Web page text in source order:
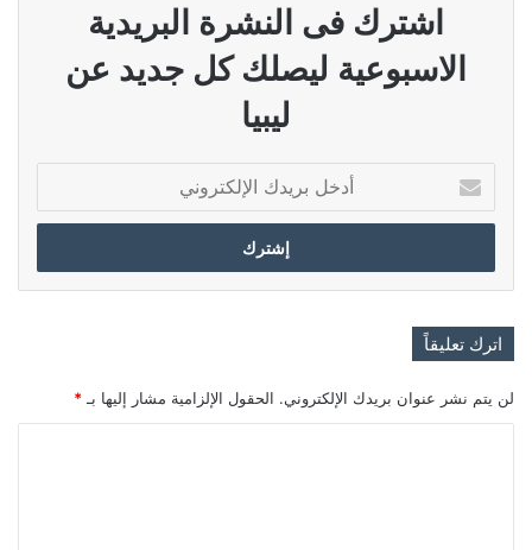
اشترك فى النشرة البريدية
الاسبوعية ليصلك كل جديد عن
ليبيا
بريدك
الإلكتروني
اترك تعليقاً
لن يتم نشر عنوان بريدك الإلكتروني. الحقول الإلزامية مشار إليها بـ *